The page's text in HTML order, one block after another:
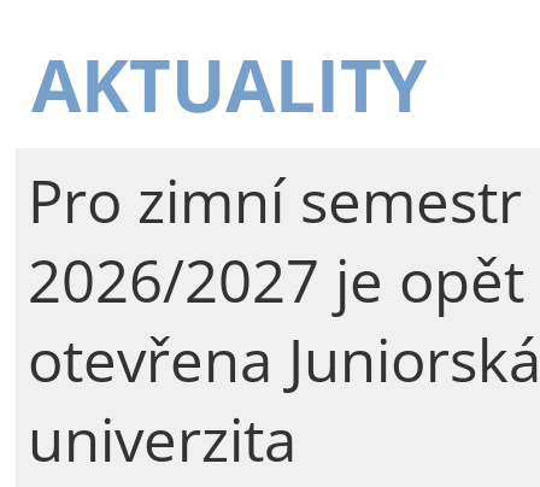
AKTUALITY
Pro zimní semestr
2026/2027 je opět
otevřena Juniorská
univerzita